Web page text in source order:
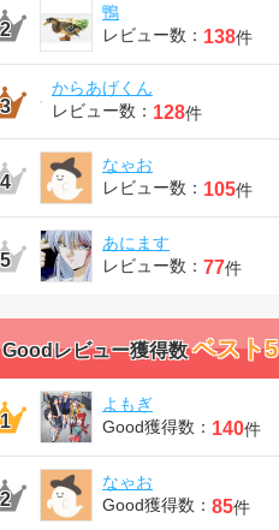
鴨
レビュー数： 138件
からあげくん
レビュー数： 128件
なゃお
レビュー数： 105件
あにます
レビュー数： 77件
Goodレビュー獲得数ベスト5
よもぎ
Good獲得数： 140件
なゃお
Good獲得数： 85件